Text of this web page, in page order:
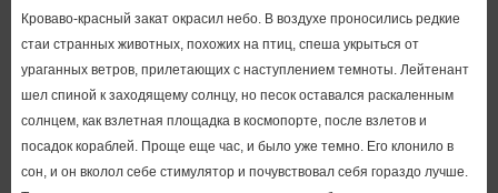
Кроваво-красный закат окрасил небо. В воздухе проносились редкие
стаи странных животных, похожих на птиц, спеша укрыться от
ураганных ветров, прилетающих с наступлением темноты. Лейтенант
шел спиной к заходящему солнцу, но песок оставался раскаленным
солнцем, как взлетная площадка в космопорте, после взлетов и
посадок кораблей. Проще еще час, и было уже темно. Его клонило в
сон, и он вколол себе стимулятор и почувствовал себя гораздо лучше.